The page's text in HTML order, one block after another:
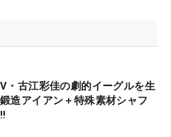
・古江彩佳の劇的イーグルを生
造アイアン＋特殊素材シャフ